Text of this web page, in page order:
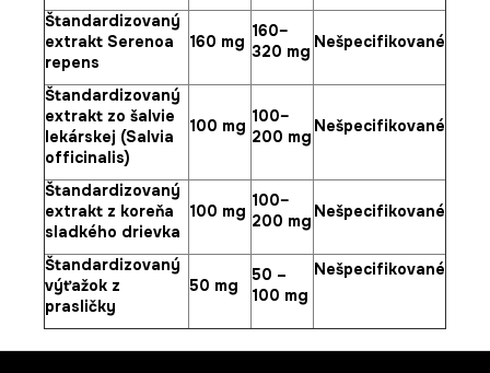
Štandardizovaný
extrakt Serenoa
repens
160 mg
160–
320 mg Nešpecifikované
Štandardizovaný
extrakt zo šalvie
lekárskej (Salvia
officinalis)
100 mg 100–
200 mg
Nešpecifikované
Štandardizovaný
extrakt z koreňa
sladkého drievka
100 mg
100–
200 mg Nešpecifikované
Štandardizovaný
výťažok z
prasličky
50 mg
50 –
100 mg
Nešpecifikované